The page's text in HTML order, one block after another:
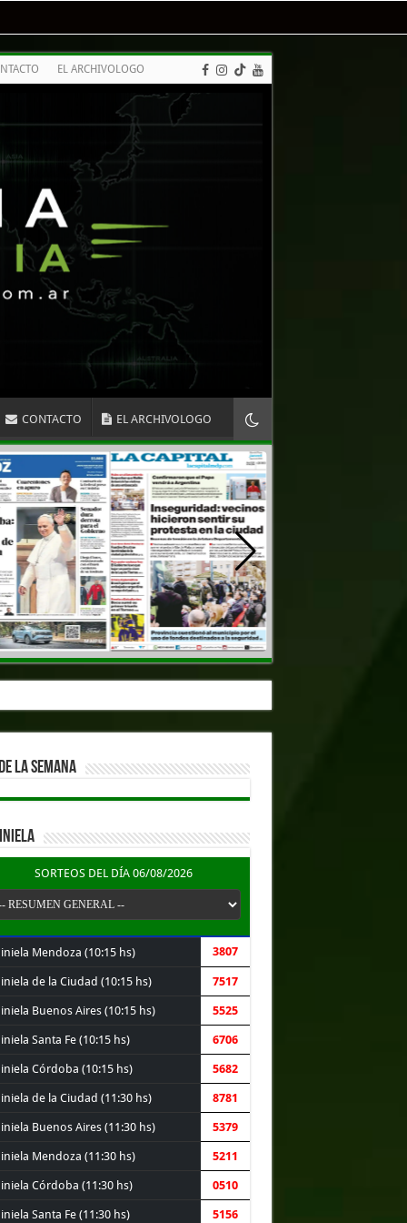
EL ARCHIVOLOGO
CONTACTO EL ARCHIVOLOGO
LA SEMANA
SORTEOS DEL DÍA 06/08/2026
Mendoza (10:15 hs) 3807
de la Ciudad (10:15 hs) 7517
Buenos Aires (10:15 hs) 5525
Santa Fe (10:15 hs) 6706
Córdoba (10:15 hs) 5682
de la Ciudad (11:30 hs) 8781
Buenos Aires (11:30 hs) 5379
Mendoza (11:30 hs) 5211
Córdoba (11:30 hs) 0510
Santa Fe (11:30 hs) 5156